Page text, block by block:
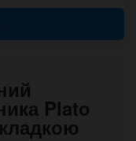
Plato